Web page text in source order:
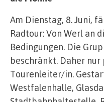
Am Dienstag, 8. Juni,
Radtour: Von Werl an
Bedingungen. Die
beschränkt. Daher
Tourenleiter/in.
Westfalenhalle,